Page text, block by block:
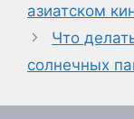
азиатском
Что
солнечных